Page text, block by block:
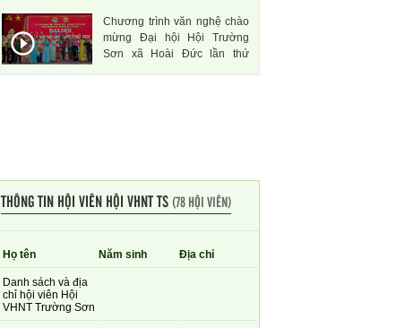
Chương trình văn nghệ chào
mừng Đại hội Hội Trường
Sơn xã Hoài Đức lần thứ
THÔNG TIN HỘI VIÊN HỘI VHNT TS(78 HỘI VIÊN)
Họ tên Năm sinh Địa chỉ
Danh sách và địa
chỉ hội viên Hội
VHNT Trường Sơn